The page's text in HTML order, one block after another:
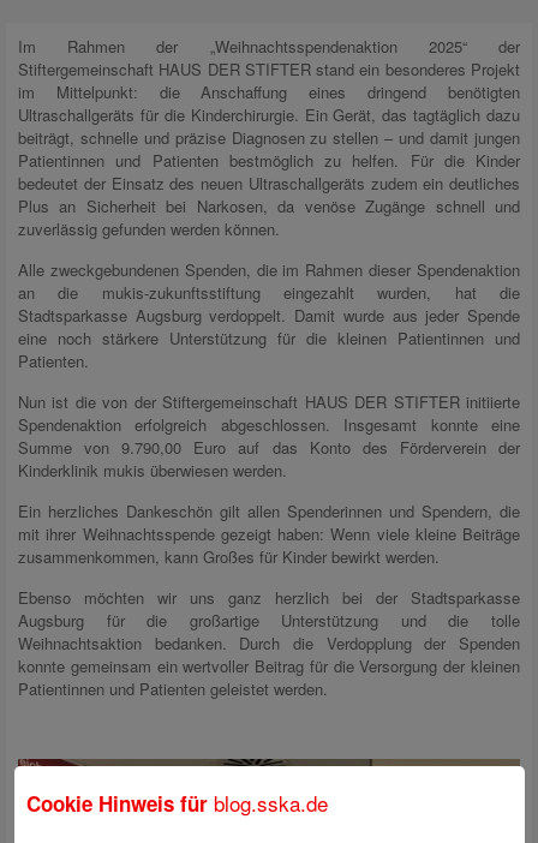
Im Rahmen der „Weihnachtsspendenaktion 2025“ der
Stiftergemeinschaft HAUS DER STIFTER stand ein besonderes Projekt
im Mittelpunkt: die Anschaffung eines dringend benötigten
Ultraschallgeräts für die Kinderchirurgie. Ein Gerät, das tagtäglich dazu
beiträgt, schnelle und präzise Diagnosen zu stellen – und damit jungen
Patientinnen und Patienten bestmöglich zu helfen. Für die Kinder
bedeutet der Einsatz des neuen Ultraschallgeräts zudem ein deutliches
Plus an Sicherheit bei Narkosen, da venöse Zugänge schnell und
zuverlässig gefunden werden können.
Alle zweckgebundenen Spenden, die im Rahmen dieser Spendenaktion
an die mukis-zukunftsstiftung eingezahlt wurden, hat die
Stadtsparkasse Augsburg verdoppelt. Damit wurde aus jeder Spende
eine noch stärkere Unterstützung für die kleinen Patientinnen und
Patienten.
Nun ist die von der Stiftergemeinschaft HAUS DER STIFTER initiierte
Spendenaktion erfolgreich abgeschlossen. Insgesamt konnte eine
Summe von 9.790,00 Euro auf das Konto des Förderverein der
Kinderklinik mukis überwiesen werden.
Ein herzliches Dankeschön gilt allen Spenderinnen und Spendern, die
mit ihrer Weihnachtsspende gezeigt haben: Wenn viele kleine Beiträge
zusammenkommen, kann Großes für Kinder bewirkt werden.
Ebenso möchten wir uns ganz herzlich bei der Stadtsparkasse
Augsburg für die großartige Unterstützung und die tolle
Weihnachtsaktion bedanken. Durch die Verdopplung der Spenden
konnte gemeinsam ein wertvoller Beitrag für die Versorgung der kleinen
Patientinnen und Patienten geleistet werden.
Cookie Hinweis für blog.sska.de